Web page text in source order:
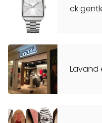
ck
Lavand